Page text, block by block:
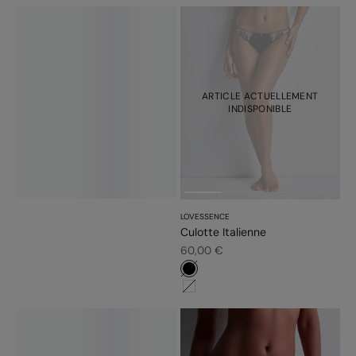
ARTICLE ACTUELLEMENT
INDISPONIBLE
LOVESSENCE
Culotte Italienne
Prix de vente
60,00 €
#000000